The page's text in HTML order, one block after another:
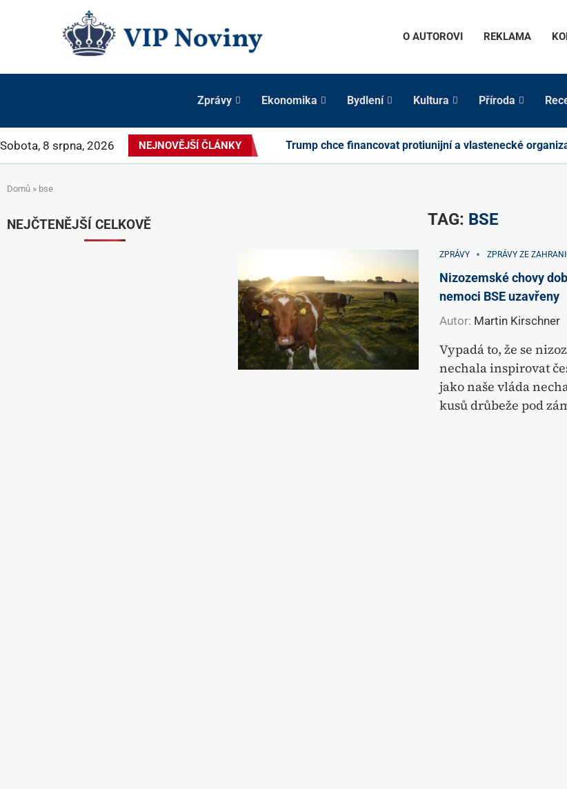
O AUTOROVI REKLAMA
Zprávy Ekonomika Bydlení Kultura Příroda
Sobota, 8 srpna, 2026 NEJNOVĚJŠÍ ČLÁNKY Trump chce financovat protiunijní a vlastenecké
Domů » bse
TAG: BSE
ZPRÁVY ZPRÁVY ZE
Nizozemské chovy
nemoci BSE uzavřeny
Autor: Martin Kirschner
Vypadá to, že se
nechala inspirovat
jako naše vláda
kusů drůbeže pod
NEJČTENĚJŠÍ CELKOVĚ